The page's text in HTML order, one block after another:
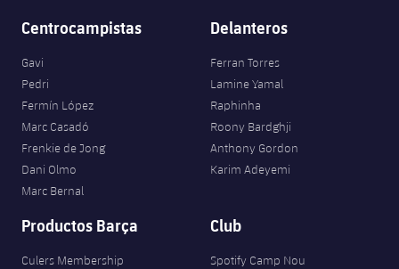
Centrocampistas
Gavi
Pedri
Fermín López
Marc Casadó
Frenkie de Jong
Dani Olmo
Marc Bernal
Delanteros
Ferran Torres
Lamine Yamal
Raphinha
Roony Bardghji
Anthony Gordon
Karim Adeyemi
Productos Barça
Culers Membership
Club
Spotify Camp Nou